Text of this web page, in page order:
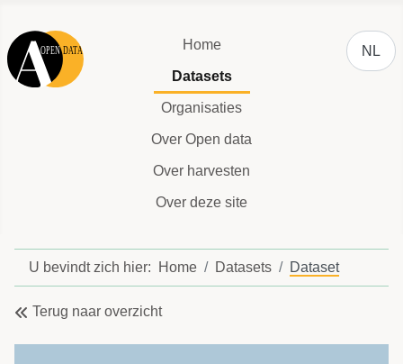
Home
Datasets
Organisaties
Over Open data
Over harvesten
Over deze site
NL
U bevindt zich hier: Home Datasets Dataset
Terug naar overzicht